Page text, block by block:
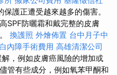
護正遭受越來越多的傷害。
SPF防曬霜和戴完整的皮膚
換護照 外燴佈置 台中月子中
白內障手術費用 高雄清潔公司
，例如皮膚癌風險的增加或
管有些成分，例如氧苯甲酮和